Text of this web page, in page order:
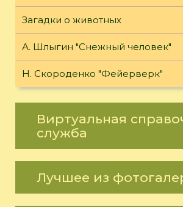
Загадки о животных
А. Шлыгин "Снежный человек"
Н. Скороденко "Фейерверк"
Виртуальная
служба
Лучшее из